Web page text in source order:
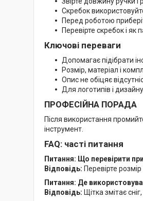
Скребок
Перед роботою
Перевірте скребок і як
Ключові переваги
Допомагає підібрати
Розмір, матеріал і
Опис не обіцяє
Для логотипів і
ПРОФЕСІЙНА ПОРАДА
Після використання
інструмент.
FAQ: часті питання
Питання: Що перевірити
Відповідь: Перевірте
Питання: Де
Відповідь: Щітка змітає